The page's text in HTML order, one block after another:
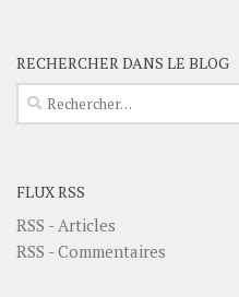
RECHERCHER DANS LE BLOG
Rechercher :
FLUX RSS
RSS - Articles
RSS - Commentaires